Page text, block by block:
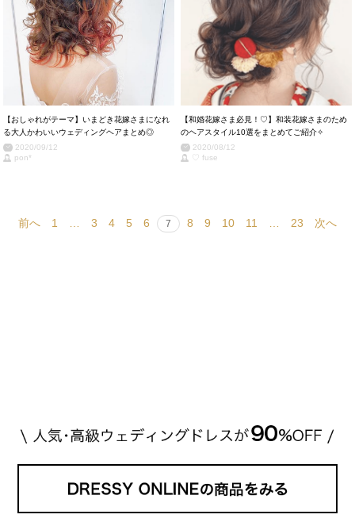
【おしゃれがテーマ】いまどき花嫁さまになれ
る大人かわいいウェディングヘアまとめ◎
2020/09/12
pon*
【和婚花嫁さま必見！♡】和装花嫁さまのため
のヘアスタイル10選をまとめてご紹介✧
2020/08/12
♡ fuse
前へ 1 3 4 5 6 7 8 9 10 11 23 次へ